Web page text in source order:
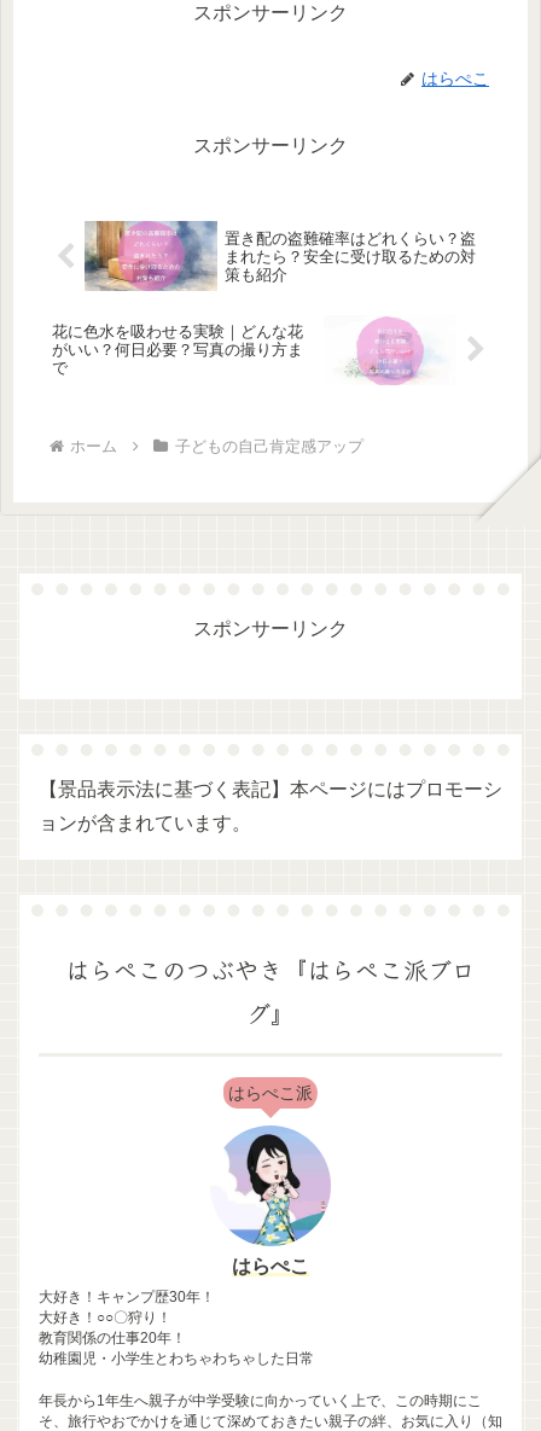
スポンサーリンク
はらぺこ
スポンサーリンク
置き配の盗難確率はどれくらい？盗
まれたら？安全に受け取るための対
策も紹介
花に色水を吸わせる実験｜どんな花
がいい？何日必要？写真の撮り方ま
で
ホーム 子どもの自己肯定感アップ
スポンサーリンク
【景品表示法に基づく表記】本ページにはプロモーシ
ョンが含まれています。
はらぺこのつぶやき『はらぺこ派ブロ
グ』
はらぺこ派
はらぺこ
大好き！キャンプ歴30年！
大好き！○○〇狩り！
教育関係の仕事20年！
幼稚園児・小学生とわちゃわちゃした日常
年長から1年生へ親子が中学受験に向かっていく上で、この時期にこ
そ、旅行やおでかけを通じて深めておきたい親子の絆、お気に入り（知